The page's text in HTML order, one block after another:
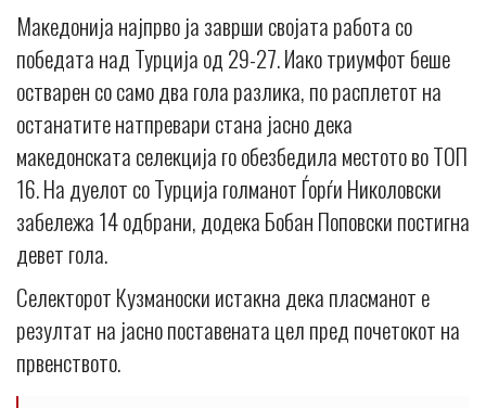
Македонија најпрво ја заврши својата работа со
победата над Турција од 29-27. Иако триумфот беше
остварен со само два гола разлика, по расплетот на
останатите натпревари стана јасно дека
македонската селекција го обезбедила местото во ТОП
16. На дуелот со Турција голманот Ѓорѓи Николовски
забележа 14 одбрани, додека Бобан Поповски постигна
девет гола.
Селекторот Кузманоски истакна дека пласманот е
резултат на јасно поставената цел пред почетокот на
првенството.